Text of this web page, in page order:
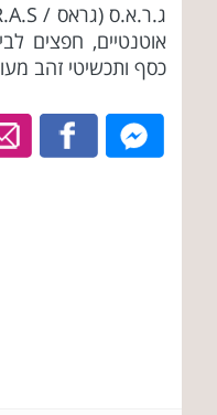
אוטנטיים, חפצים
כסף ותכשיטי זהב